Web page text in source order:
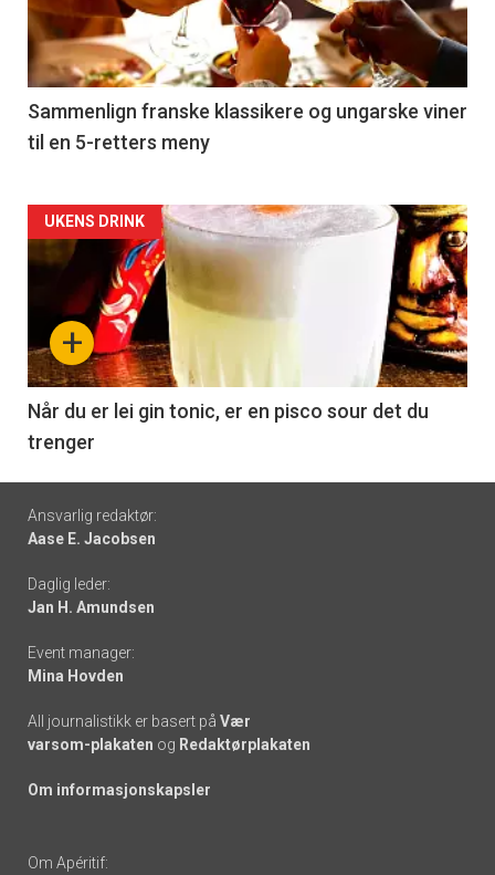
nå
-
5
Sammenlign franske klassikere og ungarske viner
til en 5-retters meny
Forsiden
akkurat
nå
-
6
+
UKENS DRINK
Når du er lei gin tonic, er en pisco sour det du
trenger
Footer
-
links
Ansvarlig redaktør:
Aase E. Jacobsen
Daglig leder:
Jan H. Amundsen
Event manager:
Mina Hovden
All journalistikk er basert på Vær
varsom-plakaten og Redaktørplakaten
Om informasjonskapsler
Om Apéritif: